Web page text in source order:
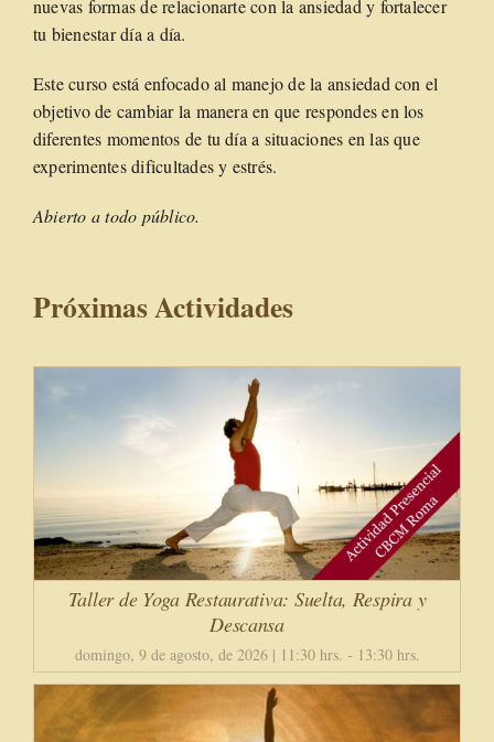
nuevas formas de relacionarte con la ansiedad y fortalecer
tu bienestar día a día.
Este curso está enfocado al manejo de la ansiedad con el
objetivo de cambiar la manera en que respondes en los
diferentes momentos de tu día a situaciones en las que
experimentes dificultades y estrés.
Abierto a todo público.
Próximas Actividades
Taller de Yoga Restaurativa: Suelta, Respira y
Descansa
domingo, 9 de agosto, de 2026 | 11:30 hrs. - 13:30 hrs.